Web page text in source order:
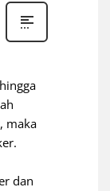
maka
dan